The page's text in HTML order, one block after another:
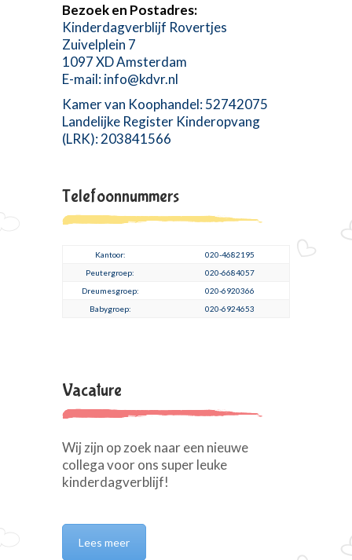
Bezoek en Postadres:
Kinderdagverblijf Rovertjes
Zuivelplein 7
1097 XD Amsterdam
E-mail:info@kdvr.nl
Kamer van Koophandel: 52742075
Landelijke Register Kinderopvang
(LRK): 203841566
Telefoonnummers
Kantoor:
020-4682195
Peutergroep:
020-6684057
Dreumesgroep:
020-6920366
Babygroep:
020-6924653
Vacature
Wij zijn op zoek naar een nieuwe
collega voor ons super leuke
kinderdagverblijf!
Lees meer